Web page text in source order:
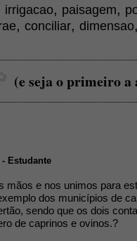
irrigacao, paisagem,
, conciliar, dimensao
(e seja o primeiro
Estudante
mãos e nos unimos para
dos municípios de
sendo que os dois
de caprinos e ovinos.?